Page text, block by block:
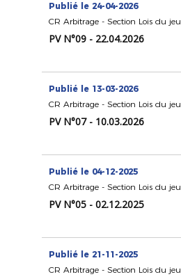
Publié le 24-04-2026
CR Arbitrage - Section Lois du jeu
PV N°09 - 22.04.2026
Publié le 13-03-2026
CR Arbitrage - Section Lois du jeu
PV N°07 - 10.03.2026
Publié le 04-12-2025
CR Arbitrage - Section Lois du jeu
PV N°05 - 02.12.2025
Publié le 21-11-2025
CR Arbitrage - Section Lois du jeu